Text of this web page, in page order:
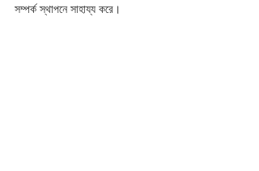
সম্পর্ক স্থাপনে সাহায্য করে।